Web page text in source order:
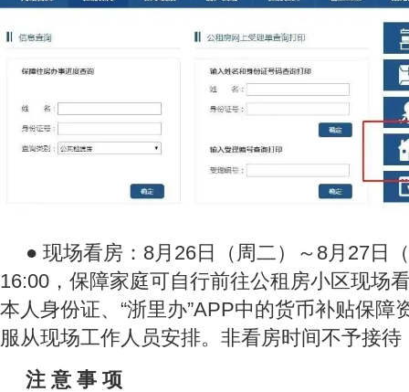
● 现场看房：8月26日（周二）～8月27日
16:00，保障家庭可自行前往公租房小区现场
本人身份证、“浙里办”APP中的货币补贴保障
服从现场工作人员安排。非看房时间不予接待
注 意 事 项